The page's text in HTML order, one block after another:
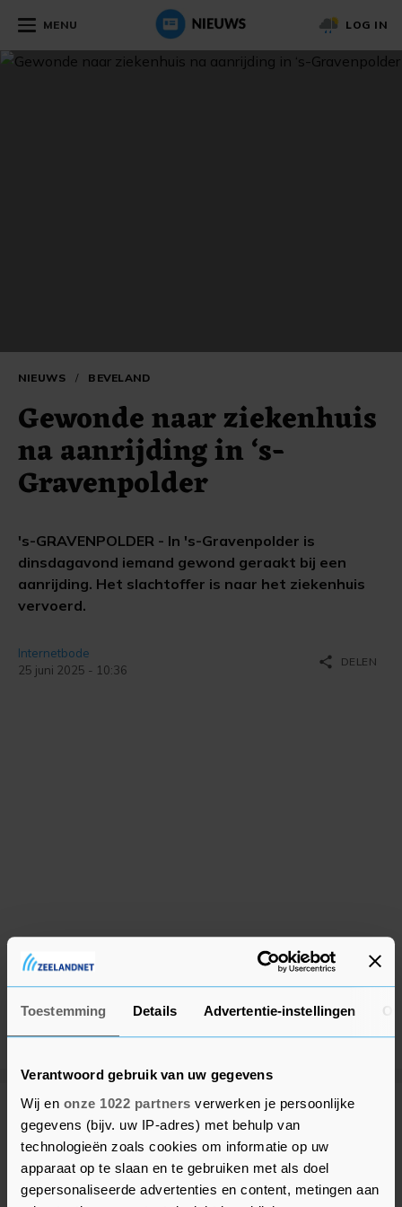
Toestemming Details Advertentie-instellingen
Verantwoord gebruik van uw gegevens
Wij en onze 1022 partners verwerken je persoonlijke
gegevens (bijv. uw IP-adres) met behulp van
technologieën zoals cookies om informatie op uw
apparaat op te slaan en te gebruiken met als doel
gepersonaliseerde advertenties en content, metingen aan
MENU LOG IN
NIEUWS / BEVELAND
Gewonde naar ziekenhuis
na aanrijding in ‘s-
Gravenpolder
's-GRAVENPOLDER - In 's-Gravenpolder is
dinsdagavond iemand gewond geraakt bij een
aanrijding. Het slachtoffer is naar het ziekenhuis
vervoerd.
Internetbode
25 juni 2025 - 10:36
share DELEN
Meer uit Beveland
Spoedhulp bij medische
noodsituatie in Colijnsplaat